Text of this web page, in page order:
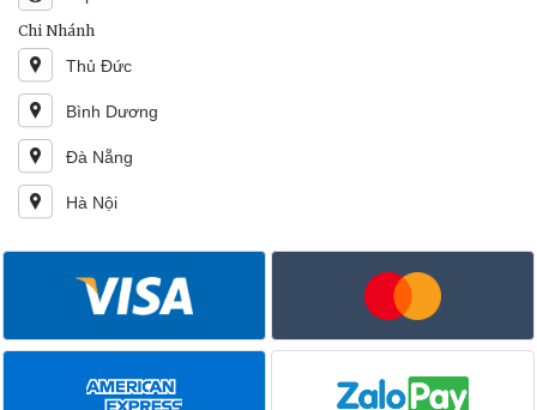
Chi Nhánh
Thủ Đức
Bình Dương
Đà Nẵng
Hà Nội